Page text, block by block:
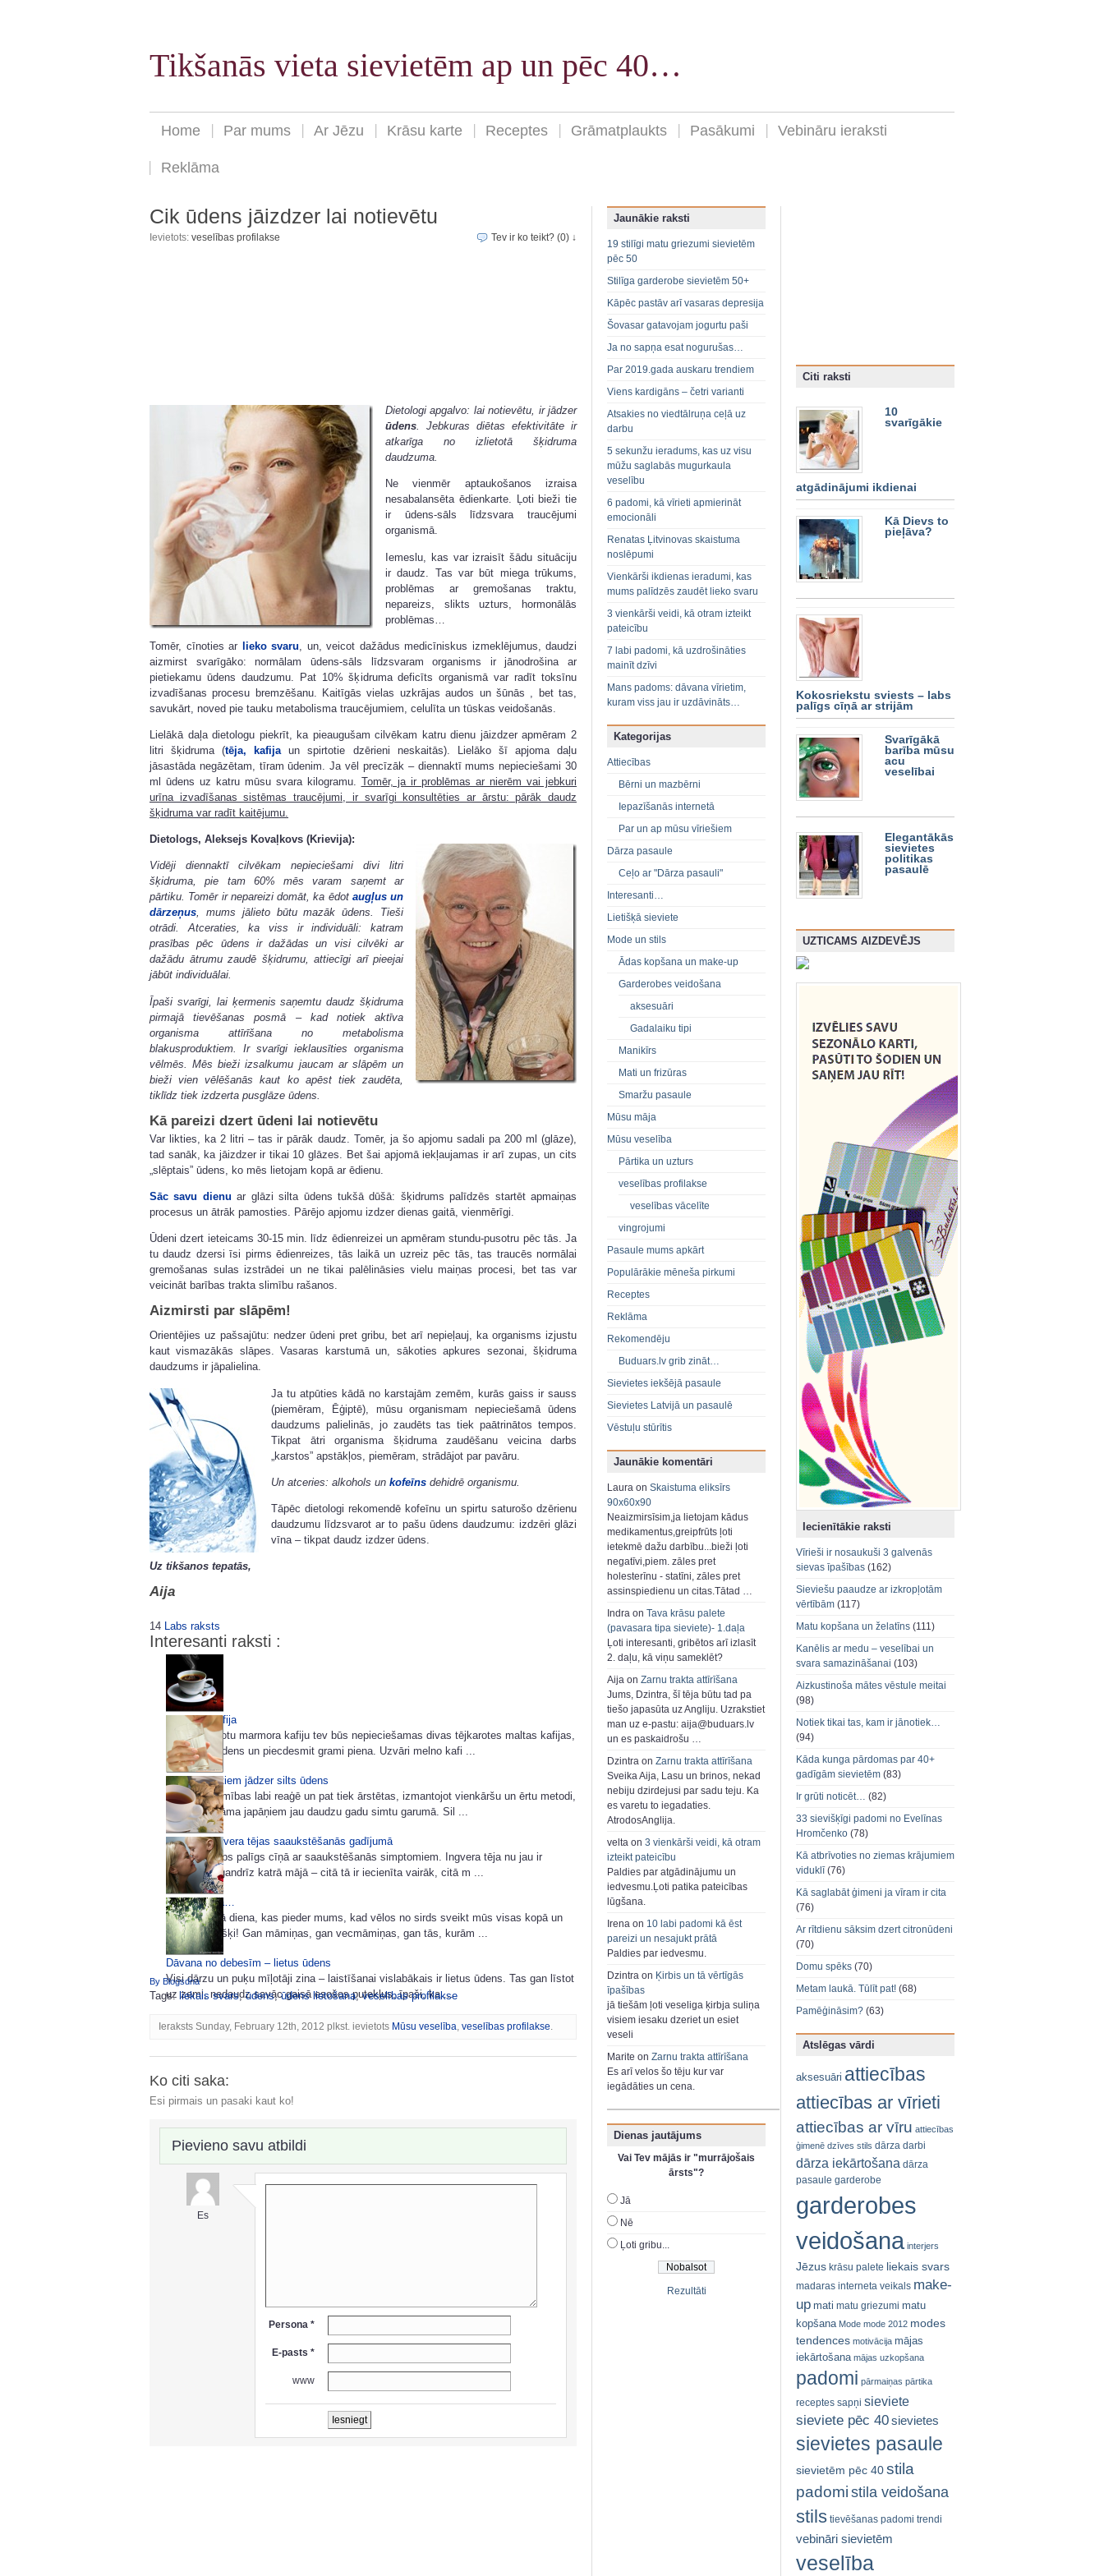
Tikšanās vieta sievietēm ap un pēc 40…
Home Par mums Ar Jēzu Krāsu karte Receptes Grāmatplaukts Pasākumi Vebināru ieraksti
Reklāma
Cik ūdens jāizdzer lai notievētu
Ievietots: veselības profilakse Tev ir ko teikt? (0) ↓
Dietologi apgalvo: lai notievētu, ir jādzer
ūdens. Jebkuras diētas efektivitāte ir
atkarīga no izlietotā šķidruma
daudzuma.
Ne vienmēr aptaukošanos izraisa
nesabalansēta ēdienkarte. Ļoti bieži tie
ir ūdens-sāls līdzsvara traucējumi
organismā.
Iemeslu, kas var izraisīt šādu situāciju
ir daudz. Tas var būt miega trūkums,
problēmas ar gremošanas traktu,
nepareizs, slikts uzturs, hormonālās
problēmas…
Tomēr, cīnoties ar lieko svaru , un, veicot dažādus medicīniskus izmeklējumus, daudzi
aizmirst svarīgāko: normālam ūdens-sāls līdzsvaram organisms ir jānodrošina ar
pietiekamu ūdens daudzumu. Pat 10% šķidruma deficīts organismā var radīt toksīnu
izvadīšanas procesu bremzēšanu. Kaitīgās vielas uzkrājas audos un šūnās , bet tas,
savukārt, noved pie tauku metabolisma traucējumiem, celulīta un tūskas veidošanās.
Lielākā daļa dietologu piekrīt, ka pieaugušam cilvēkam katru dienu jāizdzer apmēram 2
litri šķidruma (tēja, kafijaun spirtotie dzērieni neskaitās). Lielāko šī apjoma daļu
jāsastāda negāzētam, tīram ūdenim. Ja vēl precīzāk – diennaktī mums nepieciešami 30
ml ūdens uz katru mūsu svara kilogramu. Tomēr, ja ir problēmas ar nierēm vai jebkuri
urīna izvadīšanas sistēmas traucējumi, ir svarīgi konsultēties ar ārstu: pārāk daudz
šķidruma var radīt kaitējumu.
Dietologs, Aleksejs Kovaļkovs (Krievija):
Vidēji diennaktī cilvēkam nepieciešami divi litri
šķidruma, pie tam 60% mēs varam saņemt ar
pārtiku. Tomēr ir nepareizi domāt, ka ēdot augļus un
dārzeņus, mums jālieto būtu mazāk ūdens. Tieši
otrādi. Atceraties, ka viss ir individuāli: katram
prasības pēc ūdens ir dažādas un visi cilvēki ar
dažādu ātrumu zaudē šķidrumu, attiecīgi arī pieejai
jābūt individuālai.
Īpaši svarīgi, lai ķermenis saņemtu daudz šķidruma
pirmajā tievēšanas posmā – kad notiek aktīva
organisma attīrīšana no metabolisma
blakusproduktiem. Ir svarīgi ieklausīties organisma
vēlmēs. Mēs bieži izsalkumu jaucam ar slāpēm un
bieži vien vēlēšanās kaut ko apēst tiek zaudēta,
tiklīdz tiek izdzerta pusglāze ūdens.
Kā pareizi dzert ūdeni lai notievētu
Var likties, ka 2 litri – tas ir pārāk daudz. Tomēr, ja šo apjomu sadali pa 200 ml (glāze),
tad sanāk, ka jāizdzer ir tikai 10 glāzes. Bet šai apjomā iekļaujamas ir arī zupas, un cits
„slēptais” ūdens, ko mēs lietojam kopā ar ēdienu.
Sāc savu dienu ar glāzi silta ūdens tukšā dūšā: šķidrums palīdzēs startēt apmaiņas
procesus un ātrāk pamosties. Pārējo apjomu izdzer dienas gaitā, vienmērīgi.
Ūdeni dzert ieteicams 30-15 min. līdz ēdienreizei un apmēram stundu-pusotru pēc tās. Ja
tu daudz dzersi īsi pirms ēdienreizes, tās laikā un uzreiz pēc tās, tas traucēs normālai
gremošanas sulas izstrādei un ne tikai palēlināsies vielu maiņas procesi, bet tas var
veicināt barības trakta slimību rašanos.
Aizmirsti par slāpēm!
Orientējies uz pašsajūtu: nedzer ūdeni pret gribu, bet arī nepieļauj, ka organisms izjustu
kaut vismazākās slāpes. Vasaras karstumā un, sākoties apkures sezonai, šķidruma
daudzums ir jāpalielina.
Ja tu atpūties kādā no karstajām zemēm, kurās gaiss ir sauss
(piemēram, Ēģiptē), mūsu organismam nepieciešamā ūdens
daudzums palielinās, jo zaudēts tas tiek paātrinātos tempos.
Tikpat ātri organisma šķidruma zaudēšanu veicina darbs
„karstos” apstākļos, piemēram, strādājot par pavāru.
Un atceries: alkohols un kofeīns dehidrē organismu.
Tāpēc dietologi rekomendē kofeīnu un spirtu saturošo dzērienu
daudzumu līdzsvarot ar to pašu ūdens daudzumu: izdzēri glāzi
vīna – tikpat daudz izdzer ūdens.
Uz tikšanos tepatās,
Aija
14 Labs raksts
Interesanti raksti :
Marmora kafija
Lai pagatavotu marmora kafiju tev būs nepieciešamas divas tējkarotes maltas kafijas,
200 grami ūdens un piecdesmit grami piena. Uzvāri melno kafi ...
Kāpēc no rītiem jādzer silts ūdens
Daudzas slimības labi reaģē un pat tiek ārstētas, izmantojot vienkāršu un ērtu metodi,
kas bija zināma japāņiem jau daudzu gadu simtu garumā. Sil ...
Vērtīgas ingvera tējas saaukstēšanās gadījumā
Ingvers ir labs palīgs cīņā ar saaukstēšanās simptomiem. Ingvera tēja nu jau ir
pazīstama gandrīz katrā mājā – citā tā ir iecienīta vairāk, citā m ...
Mātes dienā…
Šodiena ir tā diena, kas pieder mums, kad vēlos no sirds sveikt mūs visas kopā un
katru atsevišķi! Gan māmiņas, gan vecmāmiņas, gan tās, kurām ...
Dāvana no debesīm – lietus ūdens
Visi dārzu un puķu mīļotāji zina – laistīšanai vislabākais ir lietus ūdens. Tas gan līstot
uz zemi, nedaudz savāc gaisā esošos putekļus, īpaši, ka ...
By Blogsdna
Tags: liekais svars,ūdens,ūdens lietošana,veselības profilakse
Ieraksts Sunday, February 12th, 2012 plkst. ievietots Mūsu veselība, veselības profilakse.
Ko citi saka:
Esi pirmais un pasaki kaut ko!
Pievieno savu atbildi
Es
Persona *
E-pasts *
www
Jaunākie raksti
19 stilīgi matu griezumi sievietēm
pēc 50
Stilīga garderobe sievietēm 50+
Kāpēc pastāv arī vasaras depresija
Šovasar gatavojam jogurtu paši
Ja no sapņa esat nogurušas…
Par 2019.gada auskaru trendiem
Viens kardigāns – četri varianti
Atsakies no viedtālruņa ceļā uz
darbu
5 sekunžu ieradums, kas uz visu
mūžu saglabās mugurkaula
veselību
6 padomi, kā vīrieti apmierināt
emocionāli
Renatas Ļitvinovas skaistuma
noslēpumi
Vienkārši ikdienas ieradumi, kas
mums palīdzēs zaudēt lieko svaru
3 vienkārši veidi, kā otram izteikt
pateicību
7 labi padomi, kā uzdrošināties
mainīt dzīvi
Mans padoms: dāvana vīrietim,
kuram viss jau ir uzdāvināts…
Kategorijas
Attiecības
Bērni un mazbērni
Iepazīšanās internetā
Par un ap mūsu vīriešiem
Dārza pasaule
Ceļo ar "Dārza pasauli"
Interesanti…
Lietišķā sieviete
Mode un stils
Ādas kopšana un make-up
Garderobes veidošana
aksesuāri
Gadalaiku tipi
Manikīrs
Mati un frizūras
Smaržu pasaule
Mūsu māja
Mūsu veselība
Pārtika un uzturs
veselības profilakse
veselības vācelīte
vingrojumi
Pasaule mums apkārt
Populārākie mēneša pirkumi
Receptes
Reklāma
Rekomendēju
Buduars.lv grib zināt…
Sievietes iekšējā pasaule
Sievietes Latvijā un pasaulē
Vēstuļu stūrītis
Jaunākie komentāri
Laura on Skaistuma eliksīrs
90x60x90
Neaizmirsīsim,ja lietojam kādus
medikamentus,greipfrūts ļoti
ietekmē dažu darbību...bieži ļoti
negatīvi,piem. zāles pret
holesterīnu - statīni, zāles pret
assinspiedienu un citas.Tātad …
Indra on Tava krāsu palete
(pavasara tipa sieviete)- 1.daļa
Ļoti interesanti, gribētos arī izlasīt
2. daļu, kā viņu sameklēt?
Aija on Zarnu trakta attīrīšana
Jums, Dzintra, šī tēja būtu tad pa
tiešo japasūta uz Angliju. Uzrakstiet
man uz e-pastu: aija@buduars.lv
un es paskaidrošu …
Dzintra on Zarnu trakta attīrīšana
Sveika Aija, Lasu un brinos, nekad
nebiju dzirdejusi par sadu teju. Ka
es varetu to iegadaties.
AtrodosAnglija.
velta on 3 vienkārši veidi, kā otram
izteikt pateicību
Paldies par atgādinājumu un
iedvesmu.Ļoti patika pateicības
lūgšana.
Irena on 10 labi padomi kā ēst
pareizi un nesajukt prātā
Paldies par iedvesmu.
Dzintra on Ķirbis un tā vērtīgās
īpašības
jā tiešām ļoti veseliga ķirbja suliņa
visiem iesaku dzeriet un esiet
veseli
Marite on Zarnu trakta attīrīšana
Es arī velos šo tēju kur var
iegādāties un cena.
Dienas jautājums
Vai Tev mājās ir "murrājošais
ārsts"?
Jā
Nē
Ļoti gribu...
Rezultāti
Citi raksti
10
svarīgākie
atgādinājumi ikdienai
Kā Dievs to
pieļāva?
Kokosriekstu sviests – labs
palīgs cīņā ar strijām
Svarīgākā
barība mūsu
acu
veselībai
Elegantākās
sievietes
politikas
pasaulē
UZTICAMS AIZDEVĒJS
Iecienītākie raksti
Vīrieši ir nosaukuši 3 galvenās
sievas īpašības (162)
Sieviešu paaudze ar izkropļotām
vērtībām (117)
Matu kopšana un želatīns (111)
Kanēlis ar medu – veselībai un
svara samazināšanai (103)
Aizkustinoša mātes vēstule meitai
(98)
Notiek tikai tas, kam ir jānotiek…
(94)
Kāda kunga pārdomas par 40+
gadīgām sievietēm (83)
Ir grūti noticēt… (82)
33 sievišķīgi padomi no Evelīnas
Hromčenko (78)
Kā atbrīvoties no ziemas krājumiem
viduklī(76)
Kā saglabāt ģimeni ja vīram ir cita
(76)
Ar rītdienu sāksim dzert citronūdeni
(70)
Domu spēks (70)
Metam laukā. Tūlīt pat! (68)
Pamēģināsim? (63)
Atslēgas vārdi
aksesuāri attiecības
attiecības ar vīrieti
attiecības ar vīru attiecības
ģimenē dzīves stils dārza darbi
dārza iekārtošana dārza
pasaule garderobe
garderobes
veidošana interjers
Jēzus krāsu palete liekais svars
madaras interneta veikals make-
up mati matu griezumi matu
kopšana Mode mode 2012 modes
tendences motivācija mājas
iekārtošana mājas uzkopšana
padomi pārmaiņas pārtika
receptes sapņi sieviete
sieviete pēc 40sievietes
sievietes pasaule
sievietēm pēc 40stila
padomistila veidošana
stils tievēšanas padomi trendi
vebināri sievietēm
veselība